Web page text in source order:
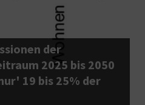
der
2025 bis 2050
19 bis 25% der